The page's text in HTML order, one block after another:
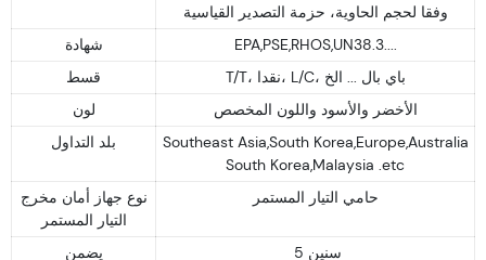
وفقا لحجم الحاوية، حزمة التصدير القياسية
شهادة
EPA,PSE,RHOS,UN38.3....
قسط
T/T، نقدا، L/C، باي بال ... الخ
لون
الأخضر والأسود واللون المخصص
بلد التداول
Southeast Asia,South Korea,Europe,Australia
South Korea,Malaysia .etc
نوع جهاز أمان مخرج
التيار المستمر
حامي التيار المستمر
يضمن 5 سنين